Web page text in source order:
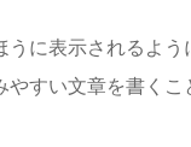
うに表示されるよう
やすい文章を書くこ